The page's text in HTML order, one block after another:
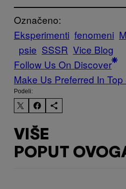
Označeno:
Eksperimenti fenomeni
psie SSSR Vice Blog
Follow Us On Discover
Make Us Preferred In Top
Podeli:
VIŠE
POPUT